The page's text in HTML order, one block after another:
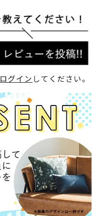
ログイン してください。